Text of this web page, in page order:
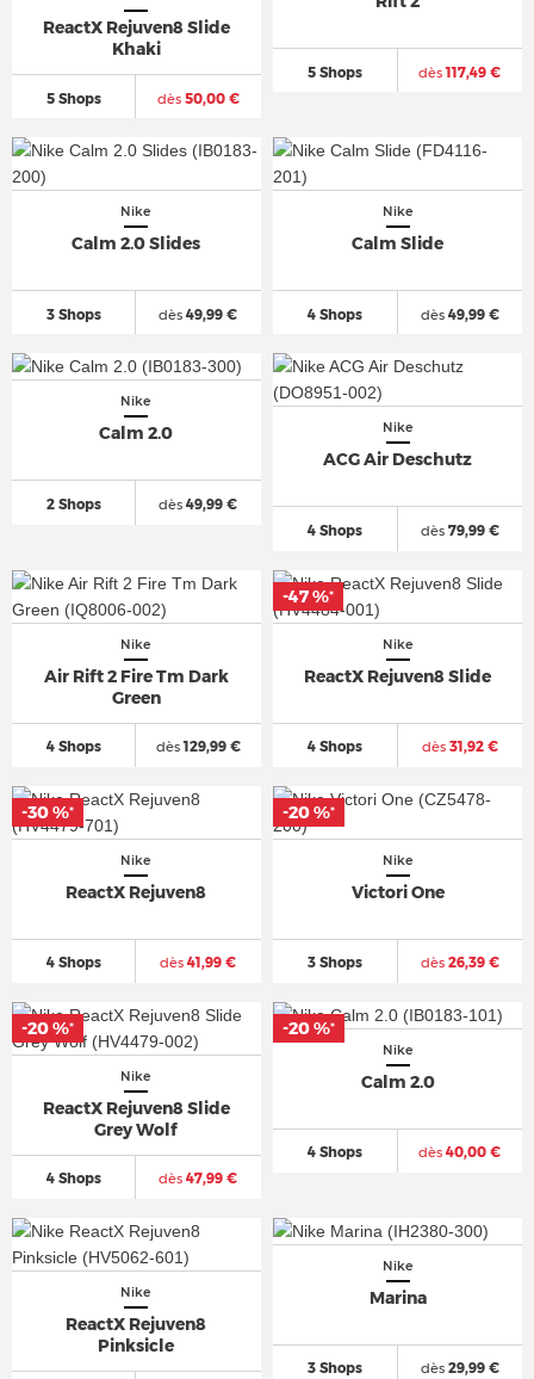
ReactX Rejuven8 Slide
Khaki
5 Shops dès50,00 €
5 Shops dès117,49 €
Nike
Calm 2.0 Slides
3 Shops dès 49,99 €
Nike
Calm Slide
4 Shops dès49,99 €
Nike
Calm 2.0
2 Shops dès 49,99 €
Nike
ACG Air Deschutz
4 Shops dès79,99 €
Nike
Air Rift 2 Fire Tm Dark
Green
4 Shops dès129,99 €
Nike
ReactX Rejuven8 Slide
4 Shops dès31,92 €
-47 %*
Nike
ReactX Rejuven8
4 Shops dès 41,99 €
-30 %*
Nike
Victori One
3 Shops dès26,39 €
-20 %*
Nike
ReactX Rejuven8 Slide
Grey Wolf
4 Shops dès 47,99 €
-20 %*
Nike
Calm 2.0
4 Shops dès 40,00 €
-20 %*
Nike
ReactX Rejuven8
Pinksicle
Nike
Marina
3 Shops dès29,99 €